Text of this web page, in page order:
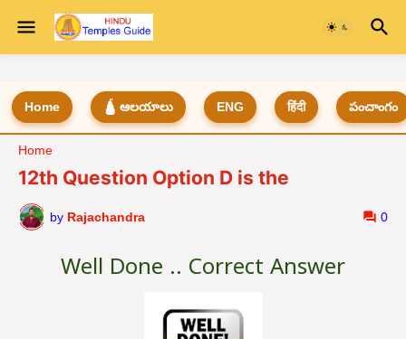
Home 🛕 ఆలయాలు ENG हिंदी పంచాంగం
Home
12th Question Option D is the
by Rajachandra 0
Well Done .. Correct Answer